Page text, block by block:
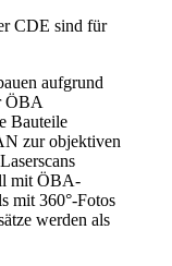
CDE sind für
aufgrund
ÖBA
Bauteile
zur objektiven
mit ÖBA-
mit 360°-Fotos
werden als